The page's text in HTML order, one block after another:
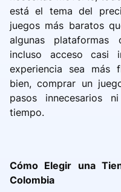
está el tema del
juegos más baratos
algunas plataformas
incluso acceso casi
experiencia sea más
bien, comprar un
pasos innecesarios
tiempo.
Cómo Elegir una
Colombia